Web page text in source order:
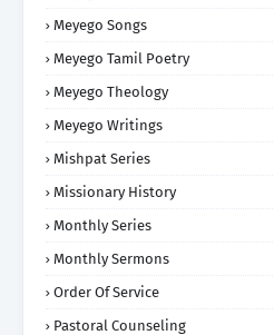
Meyego Songs
Meyego Tamil Poetry
Meyego Theology
Meyego Writings
Mishpat Series
Missionary History
Monthly Series
Monthly Sermons
Order Of Service
Pastoral Counseling